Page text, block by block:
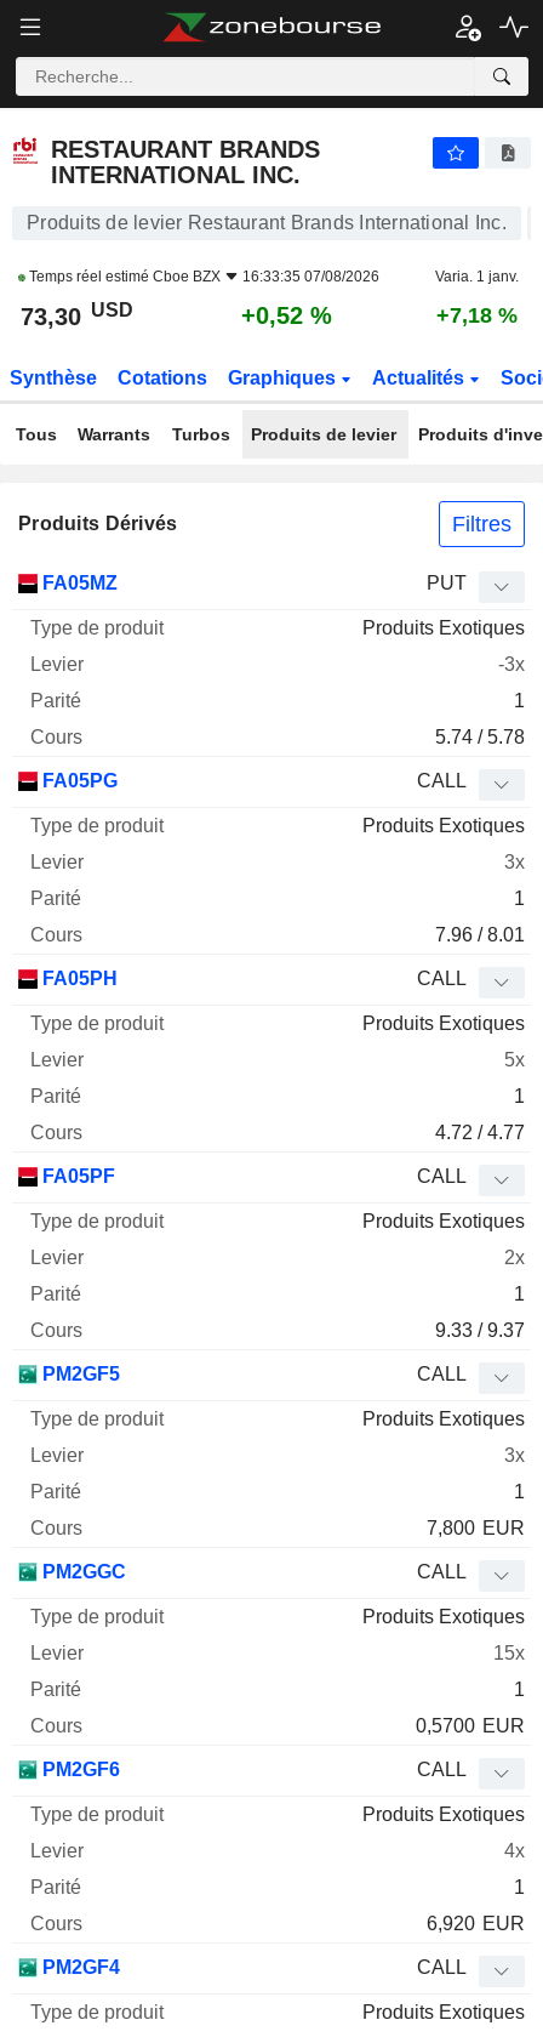
RESTAURANT BRANDS
INTERNATIONAL INC.
Produits de levier Restaurant Brands International Inc.
Temps réel estimé Cboe BZX 16:33:35 07/08/2026 Varia. 1 janv.
73,30 USD +0,52 % +7,18 %
Synthèse Cotations Graphiques Actualités
Tous Warrants Turbos Produits de levier Produits
Produits Dérivés Filtres
Mnemo Type produit
Cours
FA05MZ PUT
Produits Exotiques
-3x
1
5.74 / 5.78
FA05PG CALL
Produits Exotiques
3x
1
7.96 / 8.01
FA05PH CALL
Produits Exotiques
5x
1
4.72 / 4.77
FA05PF CALL
Produits Exotiques
2x
1
9.33 / 9.37
PM2GF5 CALL
Produits Exotiques
3x
1
7,800 EUR
PM2GGC CALL
Produits Exotiques
15x
1
0,5700 EUR
PM2GF6 CALL
Produits Exotiques
4x
1
6,920 EUR
PM2GF4 CALL
Produits Exotiques